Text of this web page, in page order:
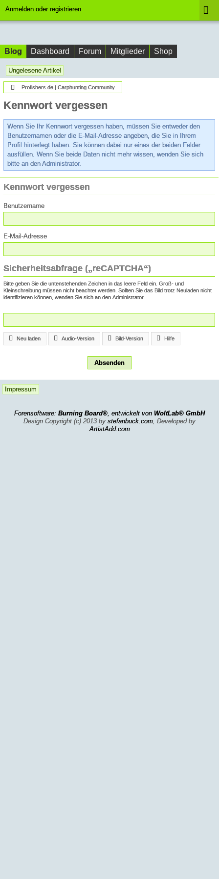
Anmelden oder registrieren
Blog Dashboard Forum Mitglieder Shop
Ungelesene Artikel
Profishers.de | Carphunting Community
Kennwort vergessen
Wenn Sie Ihr Kennwort vergessen haben, müssen Sie entweder den
Benutzernamen oder die E-Mail-Adresse angeben, die Sie in Ihrem
Profil hinterlegt haben. Sie können dabei nur eines der beiden Felder
ausfüllen. Wenn Sie beide Daten nicht mehr wissen, wenden Sie sich
bitte an den Administrator.
Kennwort vergessen
Benutzername
E-Mail-Adresse
Sicherheitsabfrage („reCAPTCHA“)
Bitte geben Sie die untenstehenden Zeichen in das leere Feld ein. Groß- und
Kleinschreibung müssen nicht beachtet werden. Sollten Sie das Bild trotz Neuladen nicht
identifizieren können, wenden Sie sich an den Administrator.
Neu laden Audio-Version Bild-Version Hilfe
Impressum
Forensoftware: Burning Board®, entwickelt von WoltLab® GmbH
Design Copyright (c) 2013 by stefanbuck.com, Developed by
ArtistAdd.com